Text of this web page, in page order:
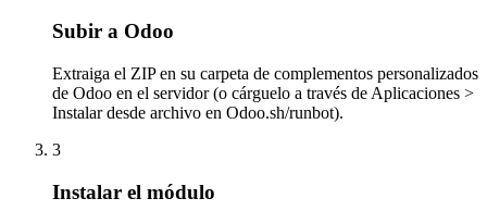
Subir a Odoo
Extraiga el ZIP en su carpeta de complementos personalizados
de Odoo en el servidor (o cárguelo a través de Aplicaciones >
Instalar desde archivo en Odoo.sh/runbot).
3
Instalar el módulo